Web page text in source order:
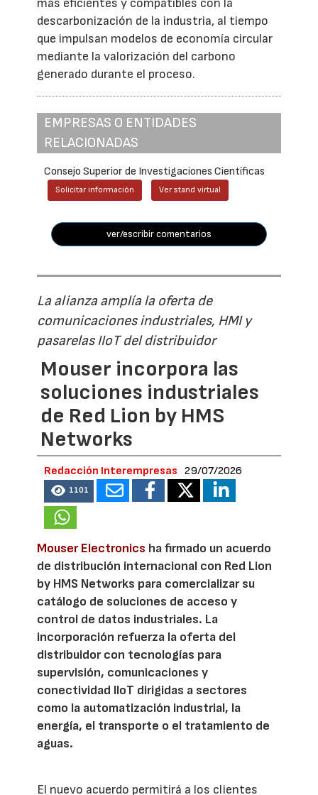
más eficientes y compatibles con la
descarbonización de la industria, al tiempo
que impulsan modelos de economía circular
mediante la valorización del carbono
generado durante el proceso.
EMPRESAS O ENTIDADES
RELACIONADAS
Consejo Superior de Investigaciones Científicas
Solicitar información Ver stand virtual
ver/escribir comentarios
La alianza amplía la oferta de
comunicaciones industriales, HMI y
pasarelas IIoT del distribuidor
Mouser incorpora las
soluciones industriales
de Red Lion by HMS
Networks
Redacción Interempresas 29/07/2026
1101
Mouser Electronics ha firmado un acuerdo
de distribución internacional con Red Lion
by HMS Networks para comercializar su
catálogo de soluciones de acceso y
control de datos industriales. La
incorporación refuerza la oferta del
distribuidor con tecnologías para
supervisión, comunicaciones y
conectividad IIoT dirigidas a sectores
como la automatización industrial, la
energía, el transporte o el tratamiento de
aguas.
El nuevo acuerdo permitirá a los clientes